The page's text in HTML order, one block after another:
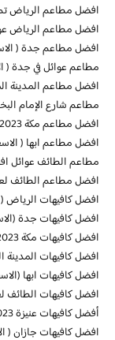
افضل مطاعم الرياض تم
افضل مطاعم الرياض
افضل مطاعم جدة (
مطاعم عوائل في جدة (
افضل مطاعم المدينة
مطاعم شارع الإمام البخاري
افضل مطاعم مكة 2023
افضل مطاعم ابها (
مطاعم الطائف عوائل افضل 10
افضل مطاعم الطائف لعام
افضل كافيهات الرياض (
افضل كافيهات جدة
افضل كافيهات مكة 2023
افضل كافيهات المدينة
افضل كافيهات ابها
افضل كافيهات الطائف لعام
أفضل كافيهات عنيزة 2023
افضل كافيهات جازان (